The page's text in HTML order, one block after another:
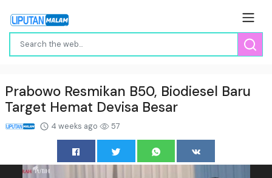
Prabowo Resmikan B50, Biodiesel Baru
Target Hemat Devisa Besar
4 weeks ago 57